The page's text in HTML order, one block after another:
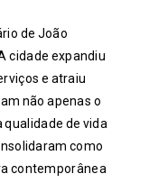
de João
cidade expandiu
e atraiu
não apenas o
de vida
como
contemporânea